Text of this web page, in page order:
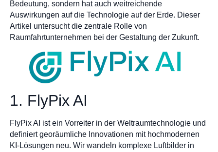
Bedeutung, sondern hat auch weitreichende
Auswirkungen auf die Technologie auf der Erde. Dieser
Artikel untersucht die zentrale Rolle von
Raumfahrtunternehmen bei der Gestaltung der Zukunft.
1. FlyPix AI
FlyPix AI ist ein Vorreiter in der Weltraumtechnologie und
definiert georäumliche Innovationen mit hochmodernen
KI-Lösungen neu. Wir wandeln komplexe Luftbilder in